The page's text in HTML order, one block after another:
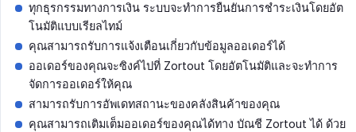
ทุกธุรกรรมทางการเงิน ระบบจะทำการยืนยันการชำระเงินโดยอัต
โนมัติแบบเรียลไทม์
คุณสามารถรับการแจ้งเตือนเกี่ยวกับข้อมูลออเดอร์ได้
ออเดอร์ของคุณจะซิงค์ไปที่ Zortout โดยอัตโนมัติและจะทำการ
จัดการออเดอร์ให้คุณ
สามารถรับการอัพเดทสถานะของคลังสินค้าของคุณ
คุณสามารถเติมเต็มออเดอร์ของคุณได้ทาง บัณชี Zortout ได้ ด้วย